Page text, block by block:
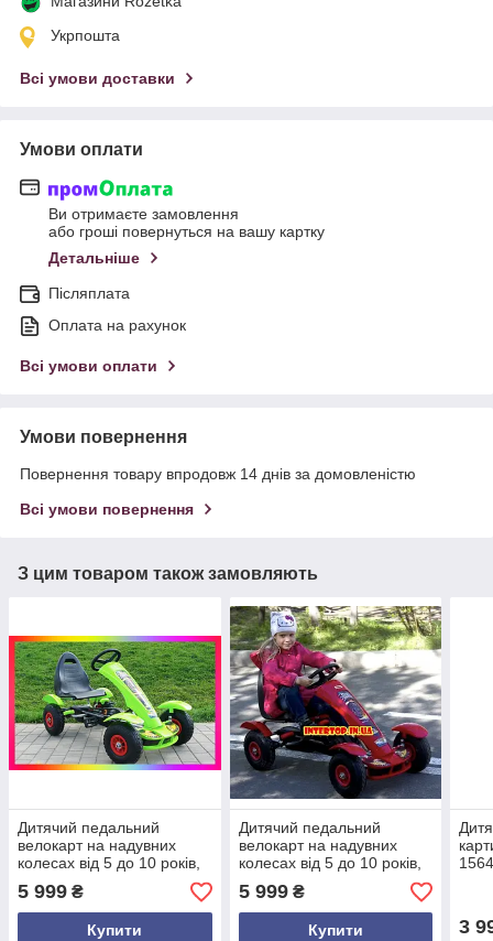
Укрпошта
Всі умови доставки
Умови оплати
Ви отримаєте замовлення
або гроші повернуться на вашу картку
Детальніше
Післяплата
Оплата на рахунок
Всі умови оплати
Умови повернення
Повернення товару впродовж 14 днів за домовленістю
Всі умови повернення
З цим товаром також замовляють
Дитячий педальний
велокарт на надувних
колесах від 5 до 10 років,
салатовий. Веломобіль на
педалях
5 999 ₴
Купити
Дитячий педальний
велокарт на надувних
колесах від 5 до 10 років,
Bambi M 1450-3 червоний.
Веломобіль на педалях
5 999₴
Купити 3